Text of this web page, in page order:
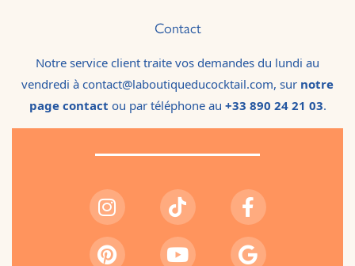
Contact
Notre service client traite vos demandes du lundi au
vendredi à contact@laboutiqueducocktail.com, sur notre
page contact ou par téléphone au +33 890 24 21 03.